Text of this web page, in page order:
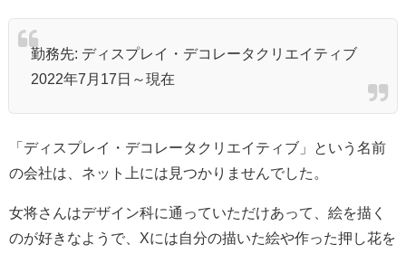
勤務先: ディスプレイ・デコレータクリエイティブ
2022年7月17日～現在
「ディスプレイ・デコレータクリエイティブ」という名前
の会社は、ネット上には見つかりませんでした。
女将さんはデザイン科に通っていただけあって、絵を描く
のが好きなようで、Xには自分の描いた絵や作った押し花を